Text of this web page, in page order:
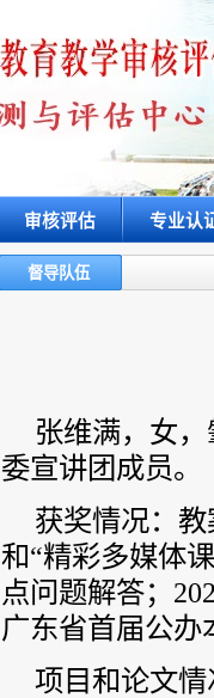
审核评估 专业认
督导队伍
张维满，女
委宣讲团成员。
获奖情况：
和“精彩多媒体
点问题解答；
广东省首届公
项目和论文